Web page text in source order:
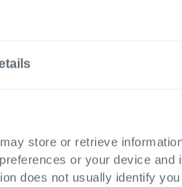
store or retrieve
or your device and
does not usually identify
agenti restino allineati agli